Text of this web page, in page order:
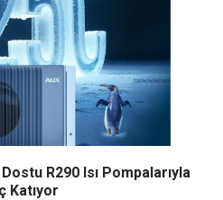
R290 Isı Pompalarıyla
Katıyor